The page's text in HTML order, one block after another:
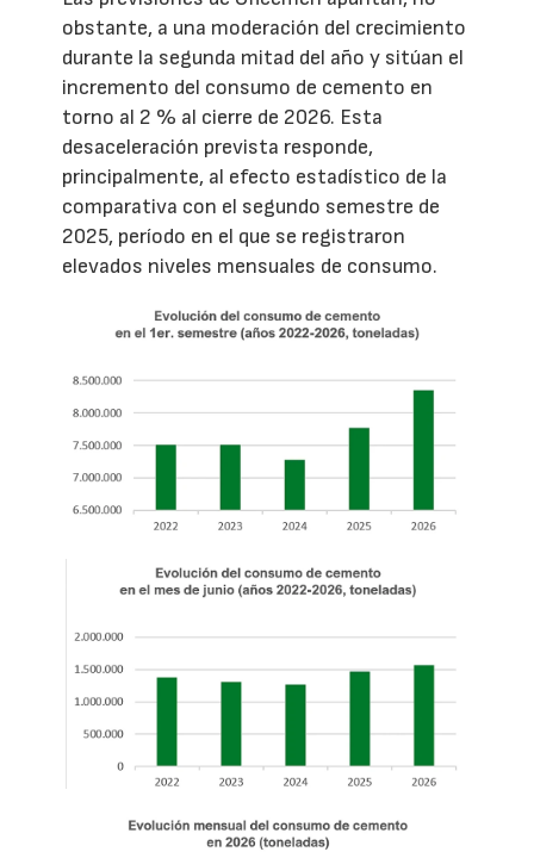
obstante, a una moderación del crecimiento
durante la segunda mitad del año y sitúan el
incremento del consumo de cemento en
torno al 2 % al cierre de 2026. Esta
desaceleración prevista responde,
principalmente, al efecto estadístico de la
comparativa con el segundo semestre de
2025, período en el que se registraron
elevados niveles mensuales de consumo.